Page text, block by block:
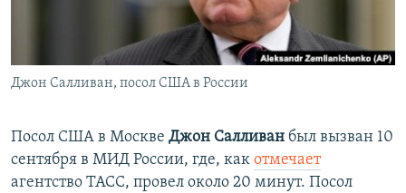
УКРАИНСКАЯ ПРОБЛЕМА КРЫМА
Джон Салливан, посол США в России
Посол США в Москве Джон Салливан был вызван 10
сентября в МИД России, где, как отмечает
агентство ТАСС, провел около 20 минут. Посол